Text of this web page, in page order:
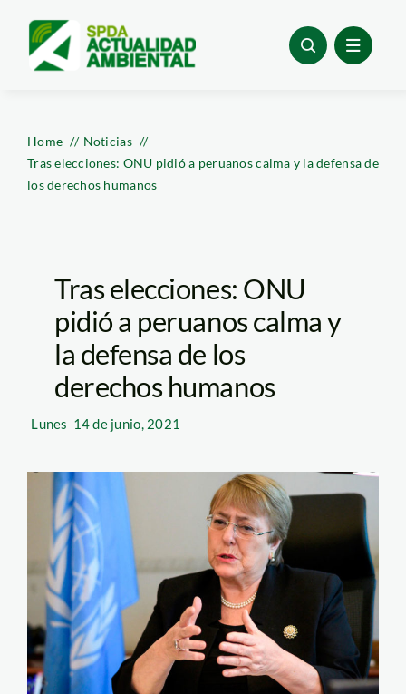
content
Home
Noticias
Tras elecciones: ONU pidió a peruanos calma y la defensa de
los derechos humanos
Tras elecciones: ONU
pidió a peruanos calma y
la defensa de los
derechos humanos
Lunes 14 de junio, 2021